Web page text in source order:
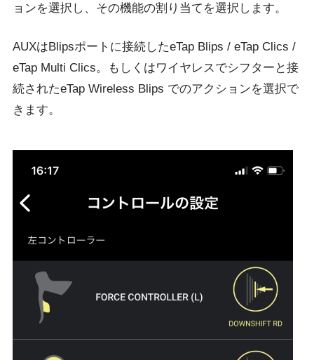
ョンを選択し、その機能の割り当てを選択します。
AUXはBlipsポートに接続したeTap Blips / eTap Clics /
eTap Multi Clics。もしくはワイヤレスでシフターと接
続されたeTap Wireless Blips でのアクションを選択で
きます。